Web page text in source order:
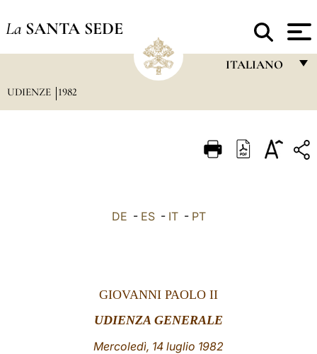
La SANTA SEDE
ITALIANO
ITALIANO
UDIENZE 1982
DE - ES- IT- PT
GIOVANNI PAOLO II
UDIENZA GENERALE
Mercoledì, 14 luglio 1982